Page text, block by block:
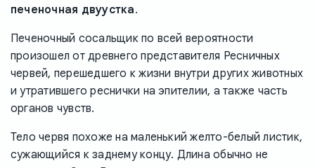
печеночная двуустка.
Печеночный сосальщик по всей вероятности
произошел от древнего представителя Ресничных
червей, перешедшего к жизни внутри других животных
и утратившего реснички на эпителии, а также часть
органов чувств.
Тело червя похоже на маленький желто-белый листик,
сужающийся к заднему концу. Длина обычно не